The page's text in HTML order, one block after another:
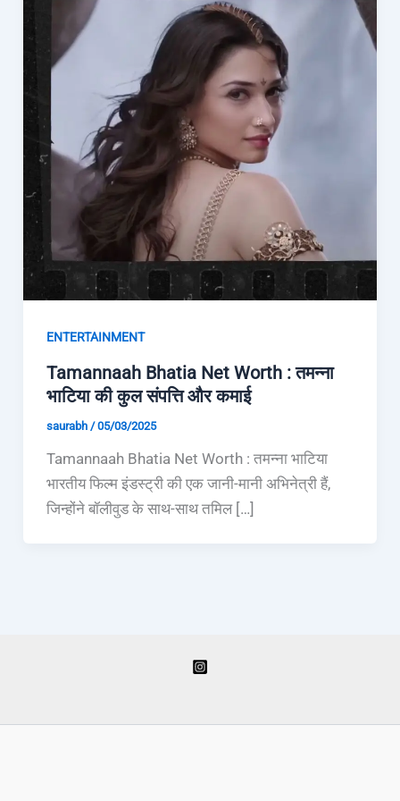
ENTERTAINMENT
Tamannaah Bhatia Net Worth : तमन्ना
भाटिया की कुल संपत्ति और कमाई
saurabh /05/03/2025
Tamannaah Bhatia Net Worth : तमन्ना भाटिया
भारतीय फिल्म इंडस्ट्री की एक जानी-मानी अभिनेत्री हैं,
जिन्होंने बॉलीवुड के साथ-साथ तमिल […]